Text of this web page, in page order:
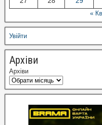
«
Увійти
Архіви
Архіви